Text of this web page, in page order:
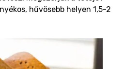
hűvösebb helyen 1,5-2